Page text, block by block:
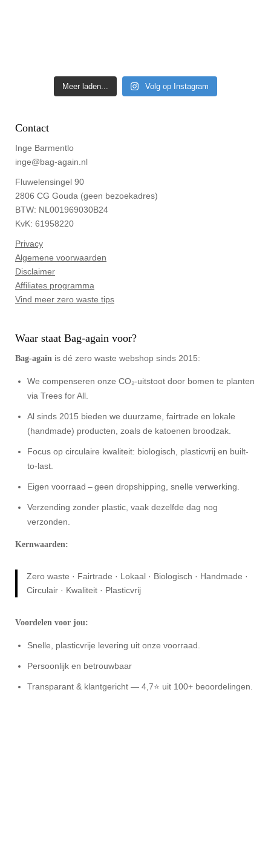
Meer laden... Volg op Instagram
Contact
Inge Barmentlo
inge@bag-again.nl
Fluwelensingel 90
2806 CG Gouda (geen bezoekadres)
BTW: NL001969030B24
KvK: 61958220
Privacy
Algemene voorwaarden
Disclaimer
Affiliates programma
Vind meer zero waste tips
Waar staat Bag-again voor?
Bag‑again is dé zero waste webshop sinds 2015:
We compenseren onze CO₂-uitstoot door bomen te planten
via Trees for All.
Al sinds 2015 bieden we duurzame, fairtrade en lokale
(handmade) producten, zoals de katoenen broodzak.
Focus op circulaire kwaliteit: biologisch, plasticvrij en built-
to-last.
Eigen voorraad – geen dropshipping, snelle verwerking.
Verzending zonder plastic, vaak dezelfde dag nog
verzonden.
Kernwaarden:
Zero waste · Fairtrade · Lokaal · Biologisch · Handmade ·
Circulair · Kwaliteit · Plasticvrij
Voordelen voor jou:
Snelle, plasticvrije levering uit onze voorraad.
Persoonlijk en betrouwbaar
Transparant & klantgericht — 4,7⭐ uit 100+ beoordelingen.